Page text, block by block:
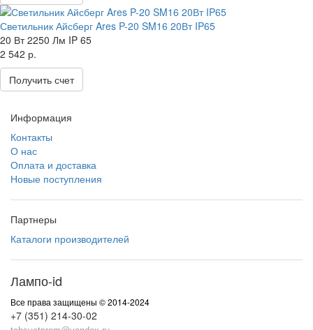
Светильник Айсберг Ares P-20 SM16 20Вт IP65
20 Вт 2250 Лм IP 65
2 542 р.
Получить счет
Информация
Контакты
О нас
Оплата и доставка
Новые поступления
Партнеры
Каталоги производителей
Лампо-id
Все права защищены © 2014-2024
+7 (351) 214-30-02